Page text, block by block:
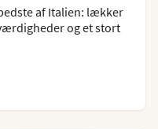
af Italien: lækker
og et stort